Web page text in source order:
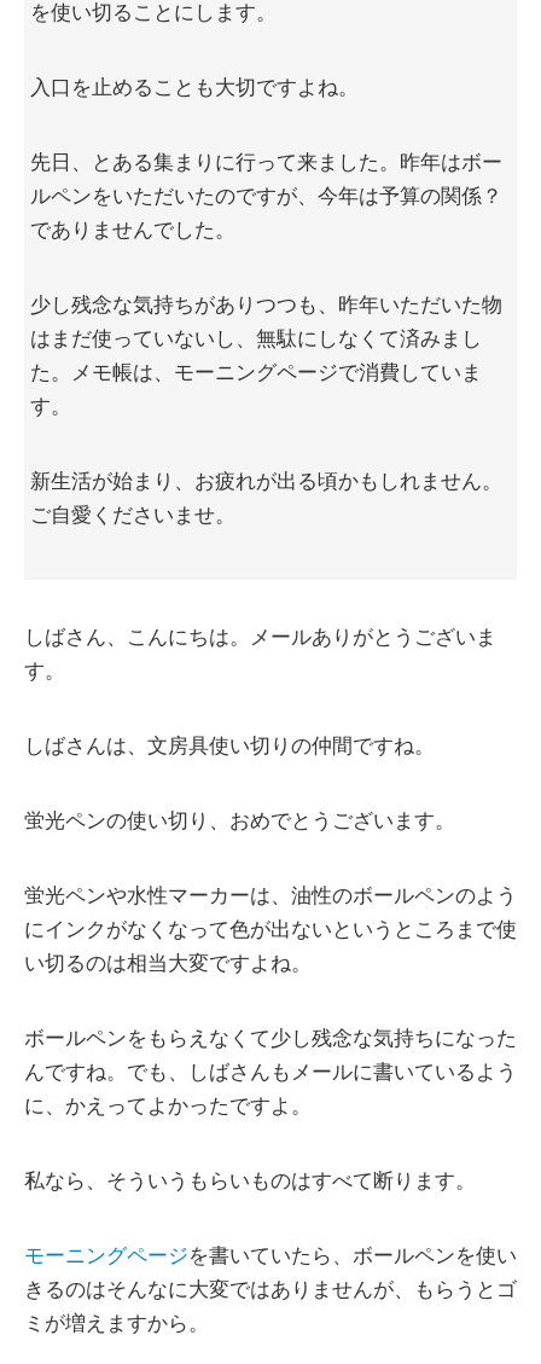
を使い切ることにします。
入口を止めることも大切ですよね。
先日、とある集まりに行って来ました。昨年はボー
ルペンをいただいたのですが、今年は予算の関係？
でありませんでした。
少し残念な気持ちがありつつも、昨年いただいた物
はまだ使っていないし、無駄にしなくて済みまし
た。メモ帳は、モーニングページで消費していま
す。
新生活が始まり、お疲れが出る頃かもしれません。
ご自愛くださいませ。
しばさん、こんにちは。メールありがとうございま
す。
しばさんは、文房具使い切りの仲間ですね。
蛍光ペンの使い切り、おめでとうございます。
蛍光ペンや水性マーカーは、油性のボールペンのよう
にインクがなくなって色が出ないというところまで使
い切るのは相当大変ですよね。
ボールペンをもらえなくて少し残念な気持ちになった
んですね。でも、しばさんもメールに書いているよう
に、かえってよかったですよ。
私なら、そういうもらいものはすべて断ります。
モーニングページを書いていたら、ボールペンを使い
きるのはそんなに大変ではありませんが、もらうとゴ
ミが増えますから。